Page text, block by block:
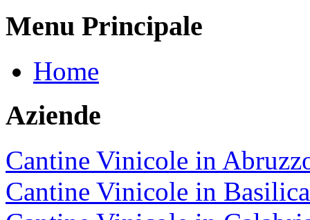
Menu Principale
Home
Aziende
Cantine Vinicole in
Cantine Vinicole in